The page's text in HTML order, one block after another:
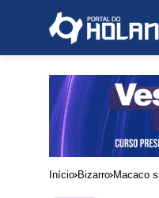
Início Bizarro Macaco